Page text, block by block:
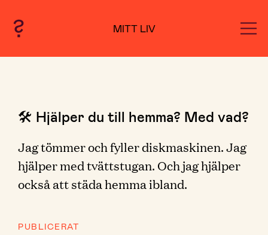
MITT LIV
🛠 Hjälper du till hemma? Med vad?
Jag tömmer och fyller diskmaskinen. Jag
hjälper med tvättstugan. Och jag hjälper
också att städa hemma ibland.
PUBLICERAT